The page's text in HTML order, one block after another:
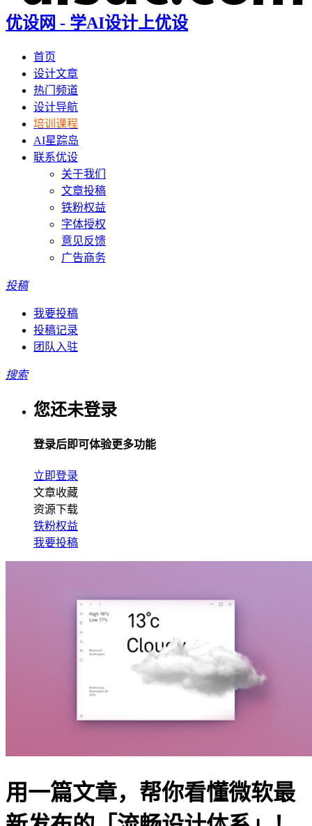
优设网 - 学AI设计上优设
首页
设计文章
热门频道
设计导航
培训课程
AI星踪岛
联系优设
关于我们
文章投稿
铁粉权益
字体授权
意见反馈
广告商务
投稿
我要投稿
投稿记录
团队入驻
搜索
您还未登录
登录后即可体验更多功能
立即登录
文章收藏
资源下载
铁粉权益
我要投稿
用一篇文章，帮你看懂微软最